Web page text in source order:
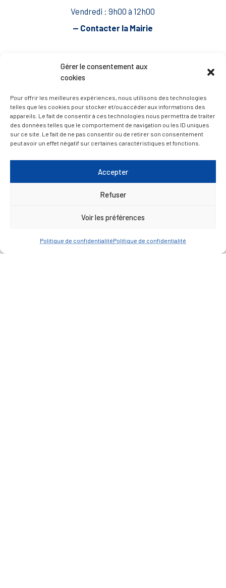
Gérer le consentement aux
cookies
Pour offrir les meilleures expériences, nous utilisons des technologies
telles que les cookies pour stocker et/ou accéder aux informations des
appareils. Le fait de consentir à ces technologies nous permettra de traiter
des données telles que le comportement de navigation ou les ID uniques
sur ce site. Le fait de ne pas consentir ou de retirer son consentement
peut avoir un effet négatif sur certaines caractéristiques et fonctions.
Accepter
Refuser
Voir les préférences
Politique de confidentialitéPolitique de confidentialité
Vendredi : 9h00 à 12h00
— Contacter la Mairie
ACCÈS RAPIDE
Annuaire des associations
Urbanisme
Espace agent
— Faire une recherche
A FEUILLETER !